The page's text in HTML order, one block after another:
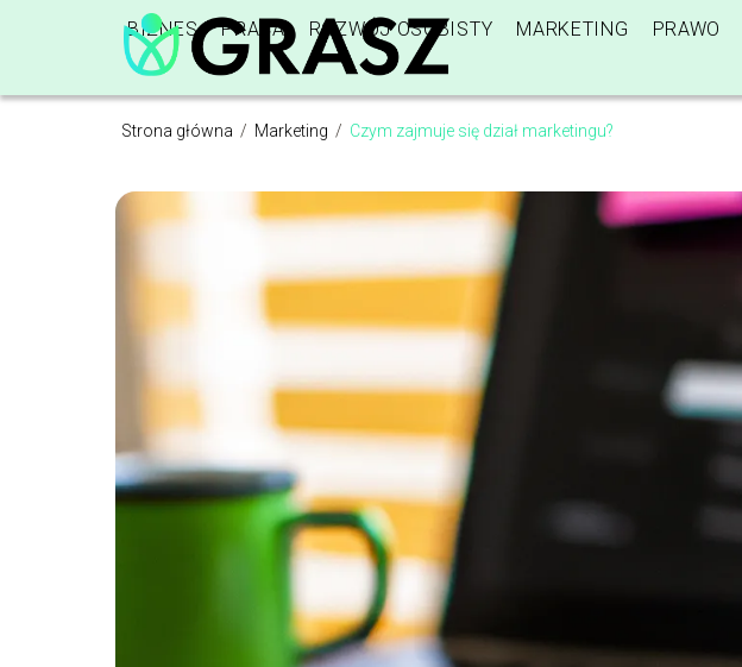
BIZNES PRACA ROZWÓJ OSOBISTY MARKETING PRAWO
Strona główna / Marketing / Czym zajmuje się dział marketingu?